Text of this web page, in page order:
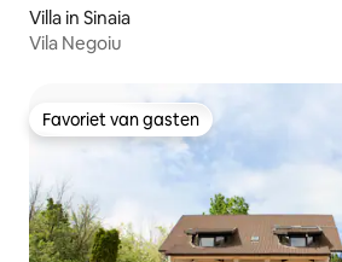
Villa in Sinaia
Vila Negoiu
Favoriet van gasten
Favoriet van gasten